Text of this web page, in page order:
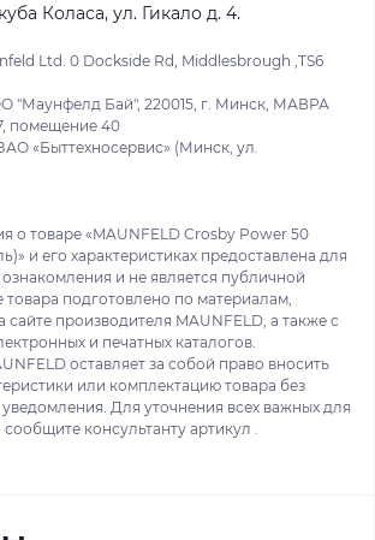
Коласа, ул. Гикало д. 4.
Ltd. 0 Dockside Rd, Middlesbrough ,TS6
"Маунфелд Бай", 220015, г. Минск, МАВРА
помещение 40
«Быттехносервис» (Минск, ул.
о товаре «MAUNFELD Crosby Power 50
и его характеристиках предоставлена для
и не является публичной
подготовлено по материалам,
производителя MAUNFELD, а также с
и печатных каталогов.
оставляет за собой право вносить
или комплектацию товара без
Для уточнения всех важных для
консультанту артикул .